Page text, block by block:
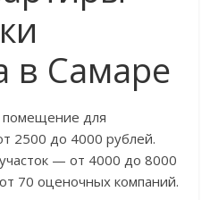
в Самаре
для
2500 до 4000 рублей.
— от 4000 до 8000
70 оценочных компаний.